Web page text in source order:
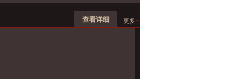
查看详细 更多 +